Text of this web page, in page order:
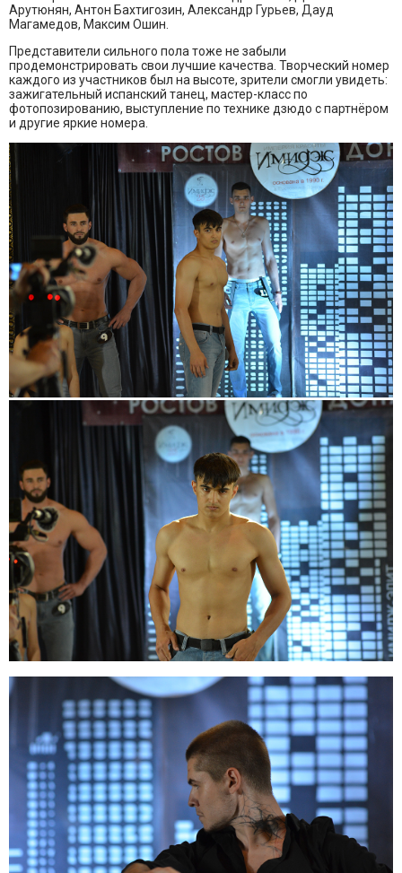
Арутюнян, Антон Бахтигозин, Александр Гурьев, Дауд
Магамедов, Максим Ошин.
Представители сильного пола тоже не забыли
продемонстрировать свои лучшие качества. Творческий номер
каждого из участников был на высоте, зрители смогли увидеть:
зажигательный испанский танец, мастер-класс по
фотопозированию, выступление по технике дзюдо с партнёром
и другие яркие номера.